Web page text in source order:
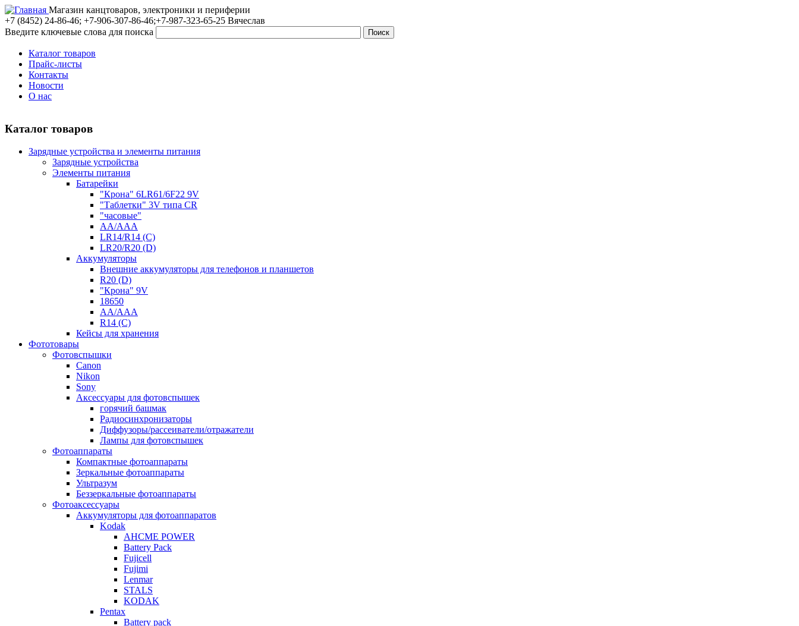
Магазин канцтоваров, электроники и периферии
+7 (8452) 24-86-46; +7-906-307-86-46;+7-987-323-65-25 Вячеслав
Введите ключевые слова для поиска
Каталог товаров
Прайс-листы
Контакты
Новости
О нас
Каталог товаров
Зарядные устройства и элементы питания
Зарядные устройства
Элементы питания
Батарейки
"Крона" 6LR61/6F22 9V
"Таблетки" 3V типа CR
"часовые"
AA/AAA
LR14/R14 (C)
LR20/R20 (D)
Аккумуляторы
Внешние аккумуляторы для телефонов и планшетов
R20 (D)
"Крона" 9V
18650
AA/AAA
R14 (C)
Кейсы для хранения
Фототовары
Фотовспышки
Canon
Nikon
Sony
Аксессуары для фотовспышек
горячий башмак
Радиосинхронизаторы
Диффузоры/рассеиватели/отражатели
Лампы для фотовспышек
Фотоаппараты
Компактные фотоаппараты
Зеркальные фотоаппараты
Ультразум
Беззеркальные фотоаппараты
Фотоаксессуары
Аккумуляторы для фотоаппаратов
Kodak
AHCME POWER
Battery Pack
Fujicell
Fujimi
Lenmar
STALS
KODAK
Pentax
Battery pack